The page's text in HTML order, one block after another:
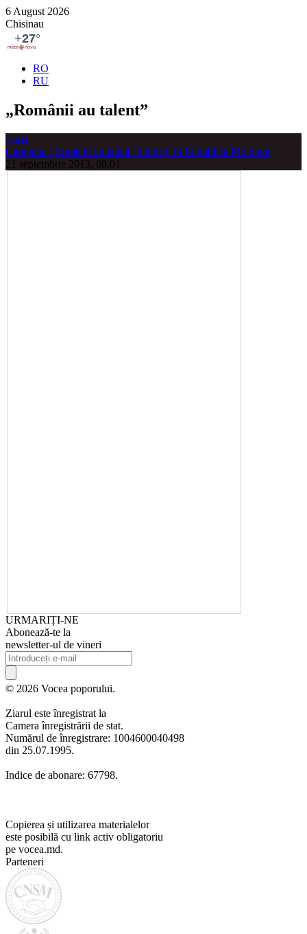
6 August 2026
Chisinau
RO
RU
„Românii au talent”
Varia
Caravana „Românii au talent” acum şi în Republica Moldova
21 septembrie 2013, 08:01
URMARIȚI-NE
Abonează-te la
newsletter-ul de vineri
© 2026 Vocea poporului.
Ziarul este înregistrat la
Camera înregistrării de stat.
Numărul de înregistrare: 1004600040498
din 25.07.1995.
Indice de abonare: 67798.
Copierea și utilizarea materialelor
este posibilă cu link activ obligatoriu
pe vocea.md.
Parteneri